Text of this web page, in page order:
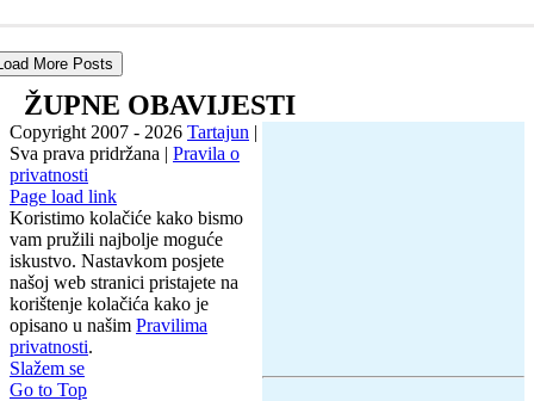
More Posts
ŽUPNE OBAVIJESTI
Copyright 2007 - 2026 Tartajun |
Sva prava pridržana | Pravila o
privatnosti
Page load link
Koristimo kolačiće kako bismo
vam pružili najbolje moguće
iskustvo. Nastavkom posjete
našoj web stranici pristajete na
korištenje kolačića kako je
opisano u našim Pravilima
privatnosti.
Slažem se
Go to Top